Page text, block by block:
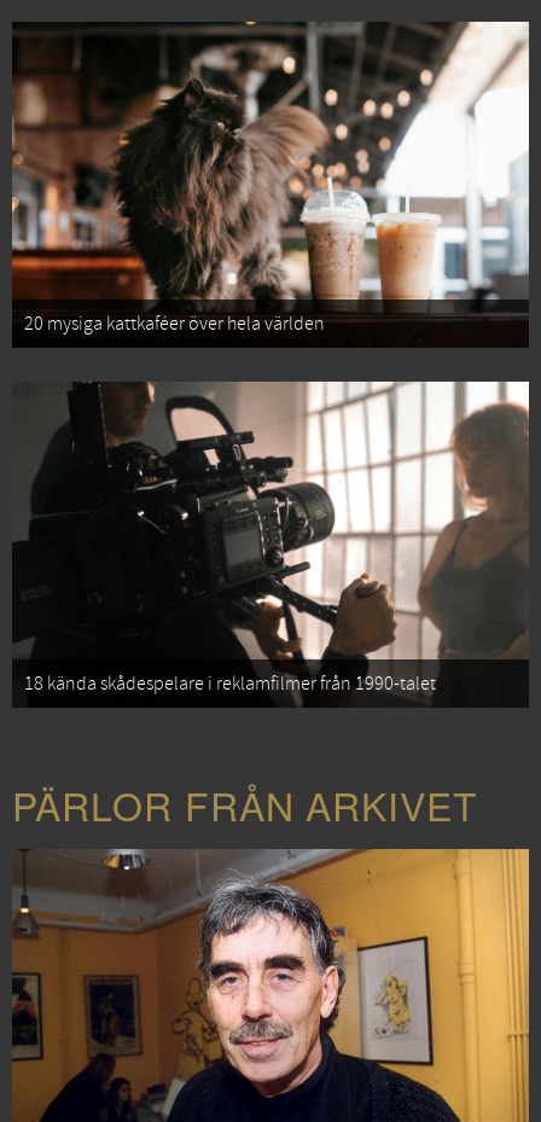
20 mysiga kattkaféer över hela världen
18 kända skådespelare i reklamfilmer från 1990-talet
PÄRLOR FRÅN ARKIVET